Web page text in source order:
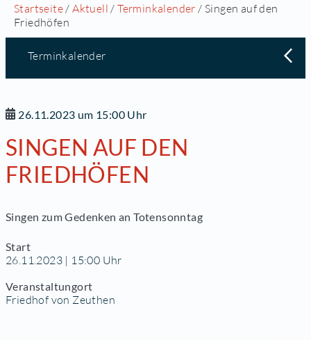
Startseite /Aktuell /Terminkalender / Singen auf den
Friedhöfen
Terminkalender
26.11.2023 um 15:00 Uhr
SINGEN AUF DEN
FRIEDHÖFEN
Singen zum Gedenken an Totensonntag
Start
26.11.2023 | 15:00 Uhr
Veranstaltungort
Friedhof von Zeuthen